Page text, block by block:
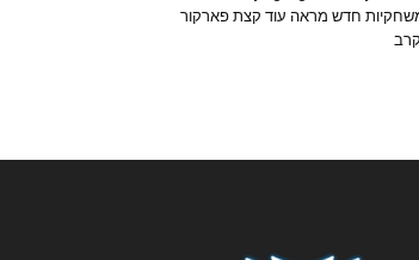
חדש מראה עוד קצת פארקור